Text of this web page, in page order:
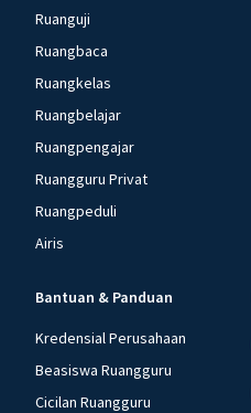
Ruanguji
Ruangbaca
Ruangkelas
Ruangbelajar
Ruangpengajar
Ruangguru Privat
Ruangpeduli
Airis
Bantuan & Panduan
Kredensial Perusahaan
Beasiswa Ruangguru
Cicilan Ruangguru